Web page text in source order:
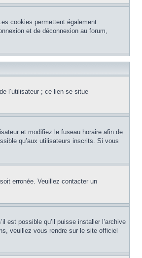
cookies permettent également
et de déconnexion au forum,
l’utilisateur ; ce lien se situe
et modifiez le fuseau horaire afin de
qu’aux utilisateurs inscrits. Si vous
erronée. Veuillez contacter un
est possible qu’il puisse installer l’archive
veuillez vous rendre sur le site officiel